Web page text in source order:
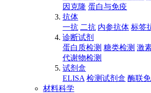
因克隆 蛋白与免疫
抗体
一抗 二抗 内参抗体 标签
诊断试剂
蛋白质检测 糖类检测 激
代谢物检测
试剂盒
ELISA 检测试剂盒 酶联
材料科学